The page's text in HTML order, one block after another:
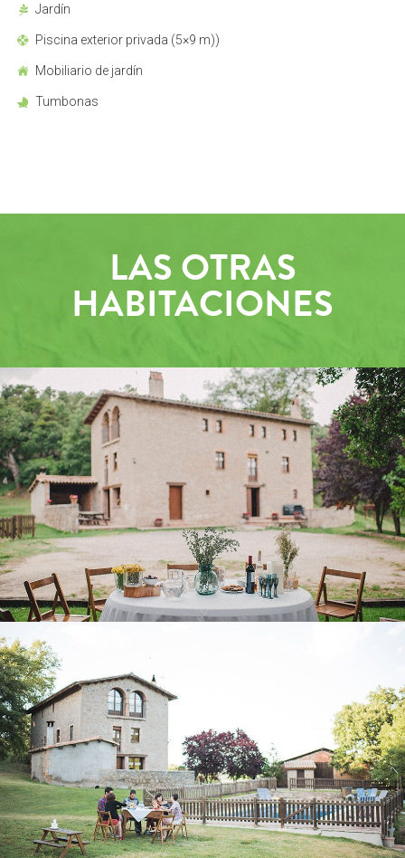
Jardín
Piscina exterior privada (5×9 m))
Mobiliario de jardín
Tumbonas
LAS OTRAS
HABITACIONES
EXTERIORES
PORCHE - SALA POLIVALENTE